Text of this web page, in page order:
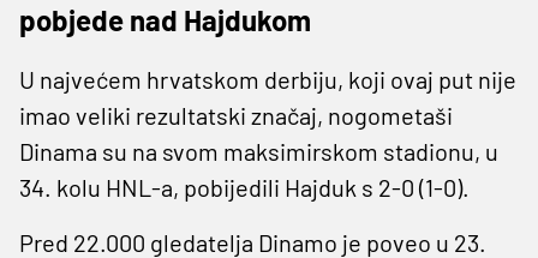
pobjede nad Hajdukom
U najvećem hrvatskom derbiju, koji ovaj put nije
imao veliki rezultatski značaj, nogometaši
Dinama su na svom maksimirskom stadionu, u
34. kolu HNL-a, pobijedili Hajduk s 2-0 (1-0).
Pred 22.000 gledatelja Dinamo je poveo u 23.